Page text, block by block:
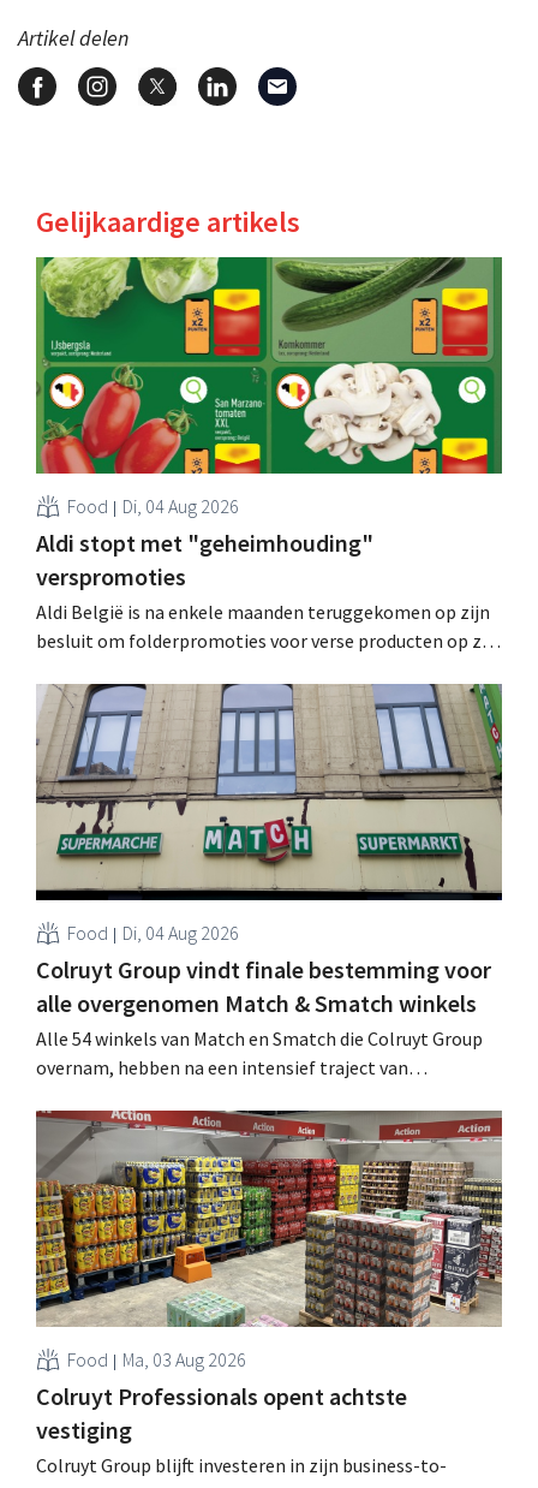
Artikel delen
Gelijkaardige artikels
Food Di, 04 Aug 2026
Aldi stopt met "geheimhouding"
verspromoties
Aldi België is na enkele maanden teruggekomen op zijn
besluit om folderpromoties voor verse producten op zijn
werking treden: "Onze klanten willen goed
geïnformeerd worden." .
Food Di, 04 Aug 2026
Colruyt Group vindt finale bestemming voor
alle overgenomen Match & Smatch winkels
Alle 54 winkels van Match en Smatch die Colruyt Group
overnam, hebben na een intensief traject van
Al is die bestemming voor sommige panden een sluiting.
Food Ma, 03 Aug 2026
Colruyt Professionals opent achtste
vestiging
Colruyt Group blijft investeren in zijn business-to-